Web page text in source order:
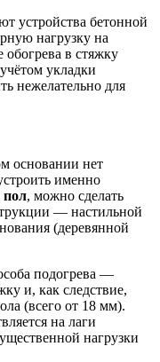
устройства бетонной
нагрузку на
в стяжку
укладки
нежелательно для
основании нет
именно
пол, можно сделать
— настильной
(деревянной
подогрева —
и, как следствие,
(всего от 18 мм).
на лаги
нагрузки